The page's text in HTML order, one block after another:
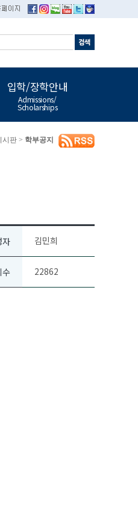
입학/장학안내
Admissions/
Scholarships
시판 > 학부공지
자 김민희
수 22862